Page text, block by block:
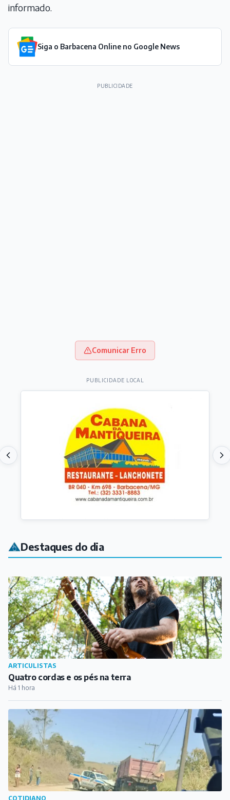
informado.
Siga o Barbacena Online no Google News
PUBLICIDADE
Comunicar Erro
PUBLICIDADE LOCAL
Destaques do dia
Quatro cordas e os pés na terra
Há 1 hora
COTIDIANO
Viatura policial se envolve em acidente com caminhão
na zona rural de Carandaí
Há 1 hora